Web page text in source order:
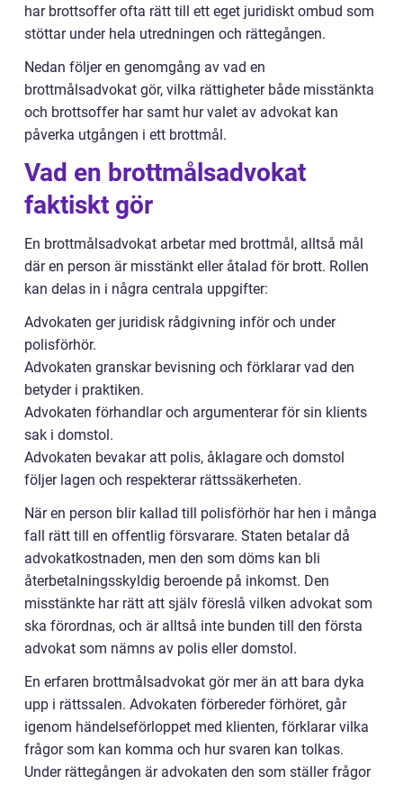
har brottsoffer ofta rätt till ett eget juridiskt ombud som
stöttar under hela utredningen och rättegången.
Nedan följer en genomgång av vad en
brottmålsadvokat gör, vilka rättigheter både misstänkta
och brottsoffer har samt hur valet av advokat kan
påverka utgången i ett brottmål.
Vad en brottmålsadvokat
faktiskt gör
En brottmålsadvokat arbetar med brottmål, alltså mål
där en person är misstänkt eller åtalad för brott. Rollen
kan delas in i några centrala uppgifter:
Advokaten ger juridisk rådgivning inför och under
polisförhör.
Advokaten granskar bevisning och förklarar vad den
betyder i praktiken.
Advokaten förhandlar och argumenterar för sin klients
sak i domstol.
Advokaten bevakar att polis, åklagare och domstol
följer lagen och respekterar rättssäkerheten.
När en person blir kallad till polisförhör har hen i många
fall rätt till en offentlig försvarare. Staten betalar då
advokatkostnaden, men den som döms kan bli
återbetalningsskyldig beroende på inkomst. Den
misstänkte har rätt att själv föreslå vilken advokat som
ska förordnas, och är alltså inte bunden till den första
advokat som nämns av polis eller domstol.
En erfaren brottmålsadvokat gör mer än att bara dyka
upp i rättssalen. Advokaten förbereder förhöret, går
igenom händelseförloppet med klienten, förklarar vilka
frågor som kan komma och hur svaren kan tolkas.
Under rättegången är advokaten den som ställer frågor